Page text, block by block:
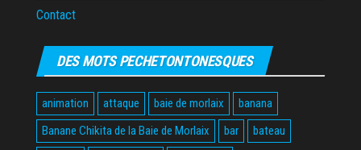
Contact
DES MOTS PECHETONTONESQUES
animation attaque baie de morlaix
banana
Banane Chikita de la Baie de Morlaix
bar
bateau